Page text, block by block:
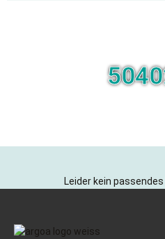
Leider kein